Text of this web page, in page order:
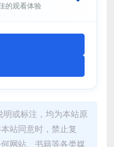
的观看体验
明或标注，均为本站原
站同意时，禁止复
网站、书籍等各类媒